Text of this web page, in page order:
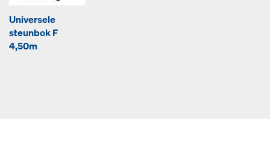
Universele
steunbok F
4,50m